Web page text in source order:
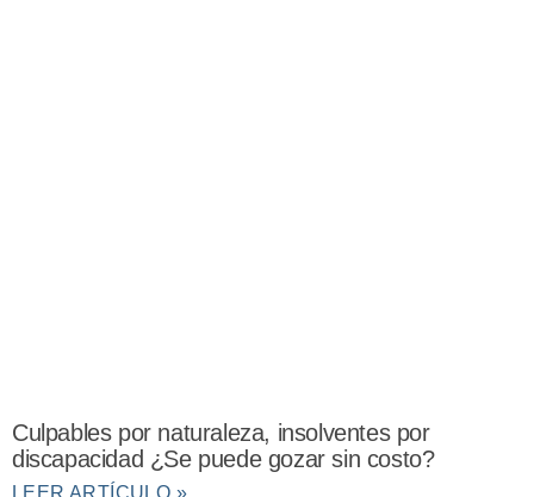
Culpables por naturaleza, insolventes por
discapacidad ¿Se puede gozar sin costo?